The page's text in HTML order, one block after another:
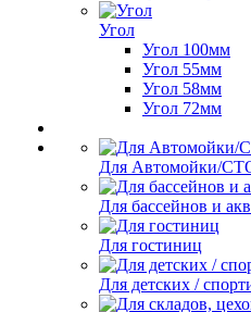
Угол
Угол 100мм
Угол 55мм
Угол 58мм
Угол 72мм
Для Автомойки/
Для бассейнов и
Для гостиниц
Для детских /